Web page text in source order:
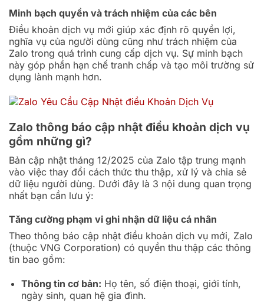
Minh bạch quyền và trách nhiệm của các bên
Điều khoản dịch vụ mới giúp xác định rõ quyền lợi,
nghĩa vụ của người dùng cũng như trách nhiệm của
Zalo trong quá trình cung cấp dịch vụ. Sự minh bạch
này góp phần hạn chế tranh chấp và tạo môi trường sử
dụng lành mạnh hơn.
Zalo thông báo cập nhật điều khoản dịch vụ
gồm những gì?
Bản cập nhật tháng 12/2025 của Zalo tập trung mạnh
vào việc thay đổi cách thức thu thập, xử lý và chia sẻ
dữ liệu người dùng. Dưới đây là 3 nội dung quan trọng
nhất bạn cần lưu ý:
Tăng cường phạm vi ghi nhận dữ liệu cá nhân
Theo thông báo cập nhật điều khoản dịch vụ mới, Zalo
(thuộc VNG Corporation) có quyền thu thập các thông
tin bao gồm:
Thông tin cơ bản: Họ tên, số điện thoại, giới tính,
ngày sinh, quan hệ gia đình.